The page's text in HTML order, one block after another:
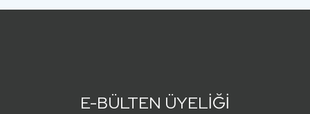
E-BÜLTEN ÜYELİĞİ